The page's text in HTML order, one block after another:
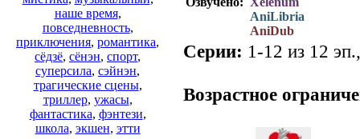
наше время,
повседневность,
приключения, романтика,
сёдзё, сёнэн, спорт,
суперсила, сэйнэн,
трагические сцены,
триллер, ужасы,
фантастика, фэнтези,
школа, экшен, этти
AniLibria
AniDub
Серии: 1-12 из 12
Возрастное